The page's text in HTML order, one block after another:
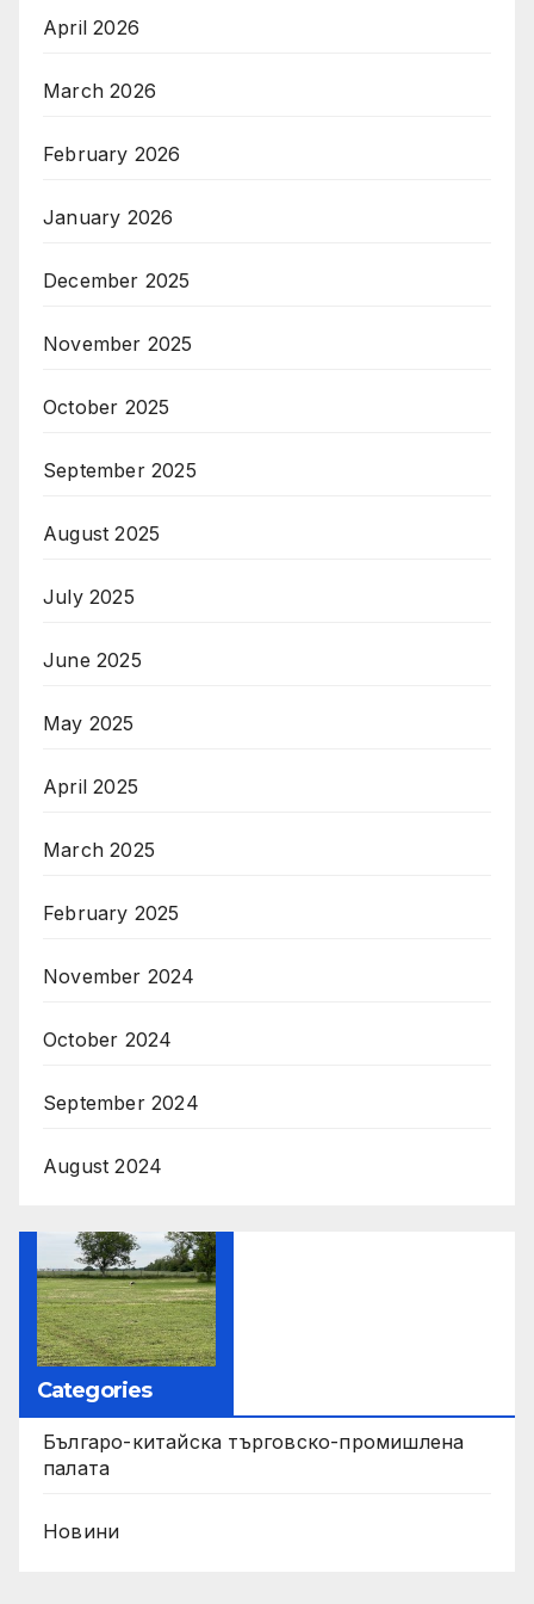
April 2026
March 2026
February 2026
January 2026
December 2025
November 2025
October 2025
September 2025
August 2025
July 2025
June 2025
May 2025
April 2025
March 2025
February 2025
November 2024
October 2024
September 2024
August 2024
Categories
Българо-китайска търговско-промишлена
палата
Новини